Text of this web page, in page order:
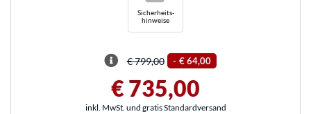
Sicherheits-
hinweise
€ 799,00 - € 64,00
€ 735,00
inkl. MwSt. und gratis Standardversand